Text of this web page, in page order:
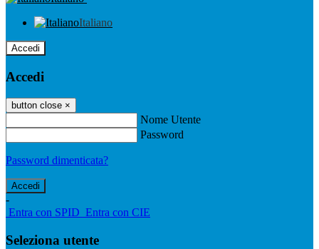
Italiano
Accedi
Accedi
button close ×
Nome Utente
Password
Password dimenticata?
-
Entra con SPID Entra con CIE
Seleziona utente